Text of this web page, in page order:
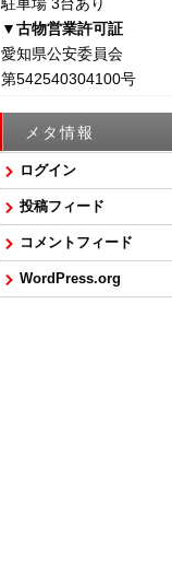
駐車場 3台あり
▼古物営業許可証
愛知県公安委員会
第542540304100号
メタ情報
ログイン
投稿フィード
コメントフィード
WordPress.org